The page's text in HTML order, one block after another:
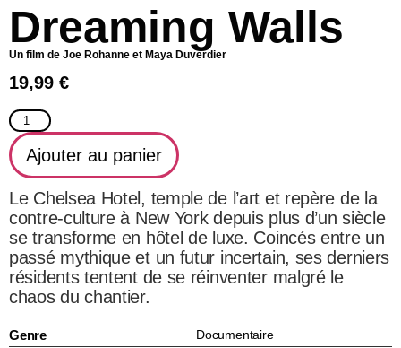
Dreaming Walls
Un film de Joe Rohanne et Maya Duverdier
19,99 €
Ajouter au panier
Le Chelsea Hotel, temple de l’art et repère de la
contre-culture à New York depuis plus d’un siècle
se transforme en hôtel de luxe. Coincés entre un
passé mythique et un futur incertain, ses derniers
résidents tentent de se réinventer malgré le
chaos du chantier.
Genre Documentaire